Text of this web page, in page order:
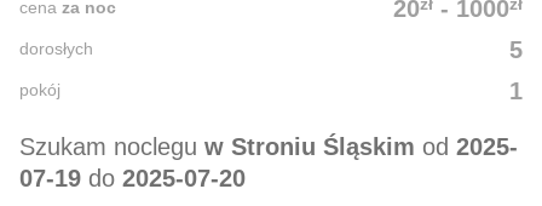
20 - 1000
cena za noc
5
dorosłych
1
pokój
Szukam noclegu w Stroniu Śląskim od 2025-
07-19 do 2025-07-20